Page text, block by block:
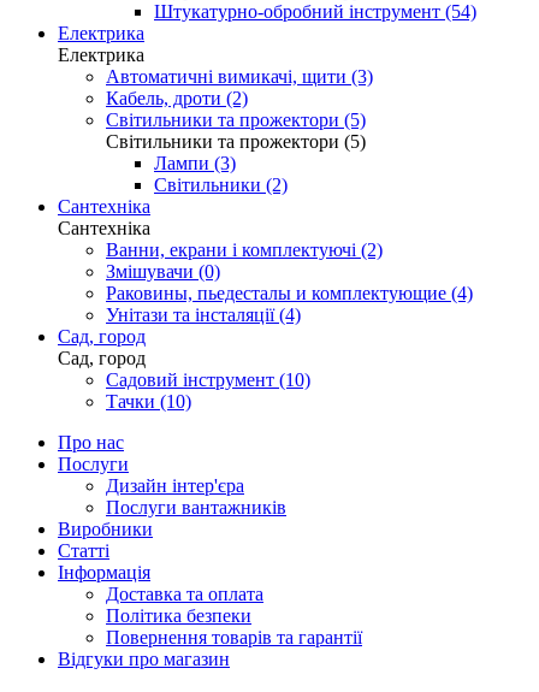
Штукатурно-обробний інструмент (54)
Електрика
Електрика
Автоматичні вимикачі, щити (3)
Кабель, дроти (2)
Світильники та прожектори (5)
Світильники та прожектори (5)
Лампи (3)
Світильники (2)
Сантехніка
Сантехніка
Ванни, екрани і комплектуючі (2)
Змішувачи (0)
Раковины, пьедесталы и комплектующие (4)
Унітази та інсталяції (4)
Сад, город
Сад, город
Садовий інструмент (10)
Тачки (10)
Про нас
Послуги
Дизайн інтер'єра
Послуги вантажників
Виробники
Статті
Інформація
Доставка та оплата
Політика безпеки
Повернення товарів та гарантії
Відгуки про магазин